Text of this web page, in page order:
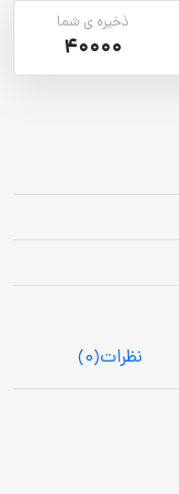
ذخیره ی شما
40000
نظرات(0)